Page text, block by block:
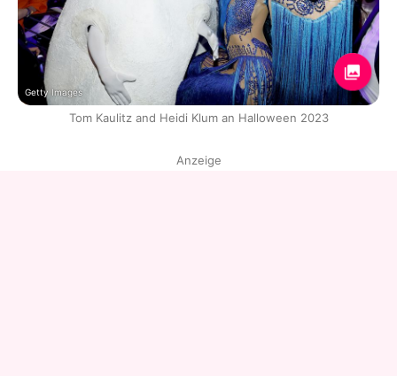
Getty Images
Tom Kaulitz and Heidi Klum an Halloween 2023
Anzeige